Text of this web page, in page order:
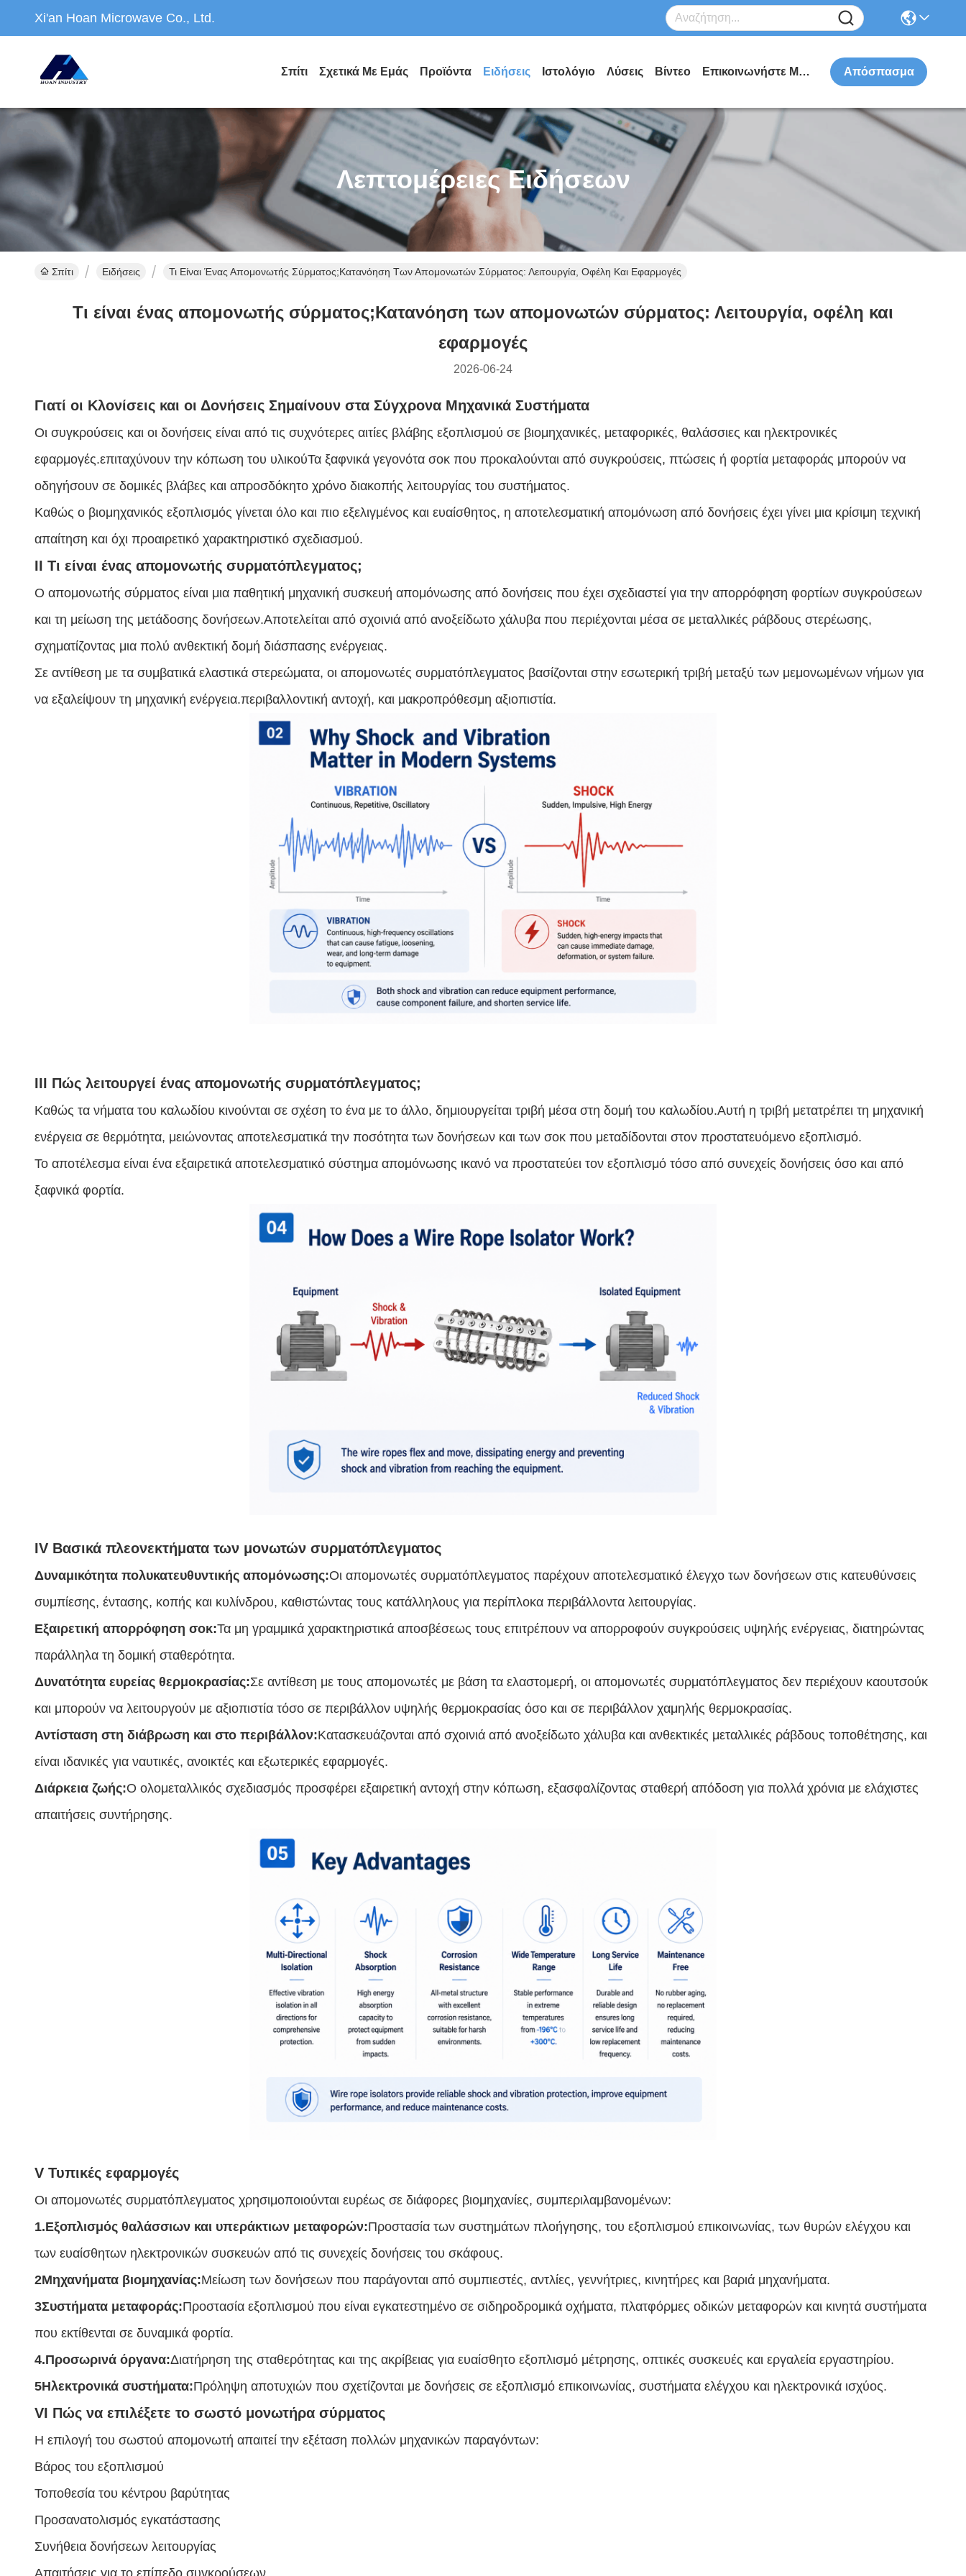
Xi'an Hoan Microwave Co., Ltd.
Σπίτι Σχετικά Με Εμάς Προϊόντα Ειδήσεις Ιστολόγιο Λύσεις Βίντεο Επικοινωνήστε Μαζί Μας Απόσπασμα
Λεπτομέρειες Ειδήσεων
Σπίτι Ειδήσεις Τι Είναι Ένας Απομονωτής Σύρματος;Κατανόηση Των Απομονωτών Σύρματος: Λειτουργία, Οφέλη Και Εφαρμογές
Τι είναι ένας απομονωτής σύρματος;Κατανόηση των απομονωτών σύρματος: Λειτουργία, οφέλη και
εφαρμογές
2026-06-24
Γιατί οι Κλονίσεις και οι Δονήσεις Σημαίνουν στα Σύγχρονα Μηχανικά Συστήματα
Οι συγκρούσεις και οι δονήσεις είναι από τις συχνότερες αιτίες βλάβης εξοπλισμού σε βιομηχανικές, μεταφορικές, θαλάσσιες και ηλεκτρονικές
εφαρμογές.επιταχύνουν την κόπωση του υλικούΤα ξαφνικά γεγονότα σοκ που προκαλούνται από συγκρούσεις, πτώσεις ή φορτία μεταφοράς μπορούν να
οδηγήσουν σε δομικές βλάβες και απροσδόκητο χρόνο διακοπής λειτουργίας του συστήματος.
Καθώς ο βιομηχανικός εξοπλισμός γίνεται όλο και πιο εξελιγμένος και ευαίσθητος, η αποτελεσματική απομόνωση από δονήσεις έχει γίνει μια κρίσιμη τεχνική
απαίτηση και όχι προαιρετικό χαρακτηριστικό σχεδιασμού.
ΙΙ Τι είναι ένας απομονωτής συρματόπλεγματος;
Ο απομονωτής σύρματος είναι μια παθητική μηχανική συσκευή απομόνωσης από δονήσεις που έχει σχεδιαστεί για την απορρόφηση φορτίων συγκρούσεων
και τη μείωση της μετάδοσης δονήσεων.Αποτελείται από σχοινιά από ανοξείδωτο χάλυβα που περιέχονται μέσα σε μεταλλικές ράβδους στερέωσης,
σχηματίζοντας μια πολύ ανθεκτική δομή διάσπασης ενέργειας.
Σε αντίθεση με τα συμβατικά ελαστικά στερεώματα, οι απομονωτές συρματόπλεγματος βασίζονται στην εσωτερική τριβή μεταξύ των μεμονωμένων νήμων για
να εξαλείψουν τη μηχανική ενέργεια.περιβαλλοντική αντοχή, και μακροπρόθεσμη αξιοπιστία.
ΙΙΙ Πώς λειτουργεί ένας απομονωτής συρματόπλεγματος;
Καθώς τα νήματα του καλωδίου κινούνται σε σχέση το ένα με το άλλο, δημιουργείται τριβή μέσα στη δομή του καλωδίου.Αυτή η τριβή μετατρέπει τη μηχανική
ενέργεια σε θερμότητα, μειώνοντας αποτελεσματικά την ποσότητα των δονήσεων και των σοκ που μεταδίδονται στον προστατευόμενο εξοπλισμό.
Το αποτέλεσμα είναι ένα εξαιρετικά αποτελεσματικό σύστημα απομόνωσης ικανό να προστατεύει τον εξοπλισμό τόσο από συνεχείς δονήσεις όσο και από
ξαφνικά φορτία.
IV Βασικά πλεονεκτήματα των μονωτών συρματόπλεγματος
Δυναμικότητα πολυκατευθυντικής απομόνωσης:Οι απομονωτές συρματόπλεγματος παρέχουν αποτελεσματικό έλεγχο των δονήσεων στις κατευθύνσεις
συμπίεσης, έντασης, κοπής και κυλίνδρου, καθιστώντας τους κατάλληλους για περίπλοκα περιβάλλοντα λειτουργίας.
Εξαιρετική απορρόφηση σοκ:Τα μη γραμμικά χαρακτηριστικά αποσβέσεως τους επιτρέπουν να απορροφούν συγκρούσεις υψηλής ενέργειας, διατηρώντας
παράλληλα τη δομική σταθερότητα.
Δυνατότητα ευρείας θερμοκρασίας:Σε αντίθεση με τους απομονωτές με βάση τα ελαστομερή, οι απομονωτές συρματόπλεγματος δεν περιέχουν καουτσούκ
και μπορούν να λειτουργούν με αξιοπιστία τόσο σε περιβάλλον υψηλής θερμοκρασίας όσο και σε περιβάλλον χαμηλής θερμοκρασίας.
Αντίσταση στη διάβρωση και στο περιβάλλον:Κατασκευάζονται από σχοινιά από ανοξείδωτο χάλυβα και ανθεκτικές μεταλλικές ράβδους τοποθέτησης, και
είναι ιδανικές για ναυτικές, ανοικτές και εξωτερικές εφαρμογές.
Διάρκεια ζωής:Ο ολομεταλλικός σχεδιασμός προσφέρει εξαιρετική αντοχή στην κόπωση, εξασφαλίζοντας σταθερή απόδοση για πολλά χρόνια με ελάχιστες
απαιτήσεις συντήρησης.
V Τυπικές εφαρμογές
Οι απομονωτές συρματόπλεγματος χρησιμοποιούνται ευρέως σε διάφορες βιομηχανίες, συμπεριλαμβανομένων:
1.Εξοπλισμός θαλάσσιων και υπεράκτιων μεταφορών:Προστασία των συστημάτων πλοήγησης, του εξοπλισμού επικοινωνίας, των θυρών ελέγχου και
των ευαίσθητων ηλεκτρονικών συσκευών από τις συνεχείς δονήσεις του σκάφους.
2Μηχανήματα βιομηχανίας:Μείωση των δονήσεων που παράγονται από συμπιεστές, αντλίες, γεννήτριες, κινητήρες και βαριά μηχανήματα.
3Συστήματα μεταφοράς:Προστασία εξοπλισμού που είναι εγκατεστημένο σε σιδηροδρομικά οχήματα, πλατφόρμες οδικών μεταφορών και κινητά συστήματα
που εκτίθενται σε δυναμικά φορτία.
4.Προσωρινά όργανα:Διατήρηση της σταθερότητας και της ακρίβειας για ευαίσθητο εξοπλισμό μέτρησης, οπτικές συσκευές και εργαλεία εργαστηρίου.
5Ηλεκτρονικά συστήματα:Πρόληψη αποτυχιών που σχετίζονται με δονήσεις σε εξοπλισμό επικοινωνίας, συστήματα ελέγχου και ηλεκτρονικά ισχύος.
VI Πώς να επιλέξετε το σωστό μονωτήρα σύρματος
Η επιλογή του σωστού απομονωτή απαιτεί την εξέταση πολλών μηχανικών παραγόντων:
Βάρος του εξοπλισμού
Τοποθεσία του κέντρου βαρύτητας
Προσανατολισμός εγκατάστασης
Συνήθεια δονήσεων λειτουργίας
Απαιτήσεις για το επίπεδο συγκρούσεων